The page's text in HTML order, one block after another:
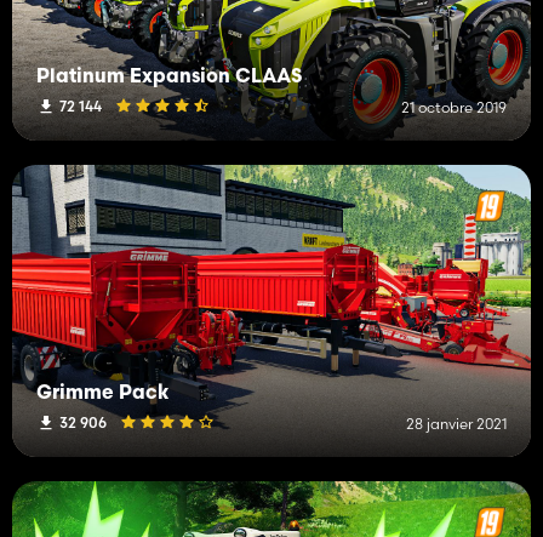
Platinum Expansion CLAAS
72 144 21 octobre 2019
Grimme Pack
32 906 28 janvier 2021